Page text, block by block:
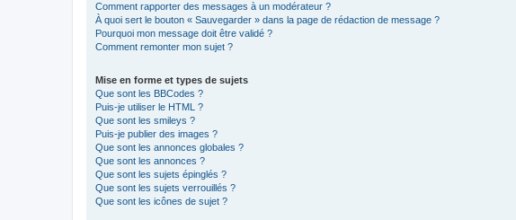
Comment rapporter des messages à un modérateur ?
À quoi sert le bouton « Sauvegarder » dans la page de rédaction de message ?
Pourquoi mon message doit être validé ?
Comment remonter mon sujet ?
Mise en forme et types de sujets
Que sont les BBCodes ?
Puis-je utiliser le HTML ?
Que sont les smileys ?
Puis-je publier des images ?
Que sont les annonces globales ?
Que sont les annonces ?
Que sont les sujets épinglés ?
Que sont les sujets verrouillés ?
Que sont les icônes de sujet ?